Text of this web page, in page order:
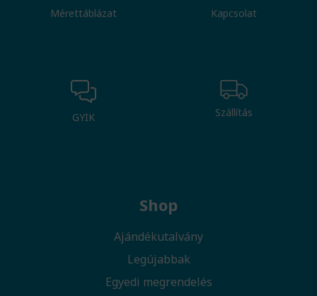
Mérettáblázat Kapcsolat
GYIK Szállítás
Shop
Ajándékutalvány
Legújabbak
Egyedi megrendelés